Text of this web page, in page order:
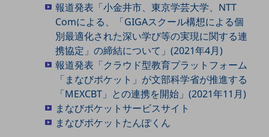
社外からの評価実績
サステナビリティ
サステナビリティTOP
NTTドコモビジネスグループのサステナビリティ
サステナビリティ基本方針
サステナビリティレポート
報道発表「小金井市、東京学芸大学、NTT
Comによる、「GIGAスクール構想による個
別最適化された深い学び等の実現に関する連
携協定」の締結について」(2021年4月)
報道発表「クラウド型教育プラットフォーム
「まなびポケット」が文部科学省が推進する
「MEXCBT」との連携を開始」(2021年11月)
まなびポケットサービスサイト
まなびポケットたんぽくん